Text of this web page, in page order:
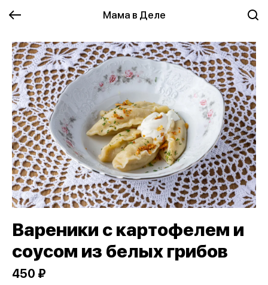
Мама в Деле
Вареники с картофелем и
соусом из белых грибов
450 ₽